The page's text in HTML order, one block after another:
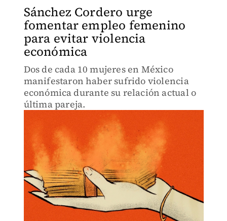
Sánchez Cordero urge
fomentar empleo femenino
para evitar violencia
económica
Dos de cada 10 mujeres en México
manifestaron haber sufrido violencia
económica durante su relación actual o
última pareja.